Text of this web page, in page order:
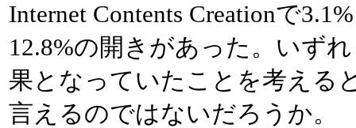
Internet Contents Creationで
12.8%の開きがあった。いず
果となっていたことを考える
言えるのではないだろうか。